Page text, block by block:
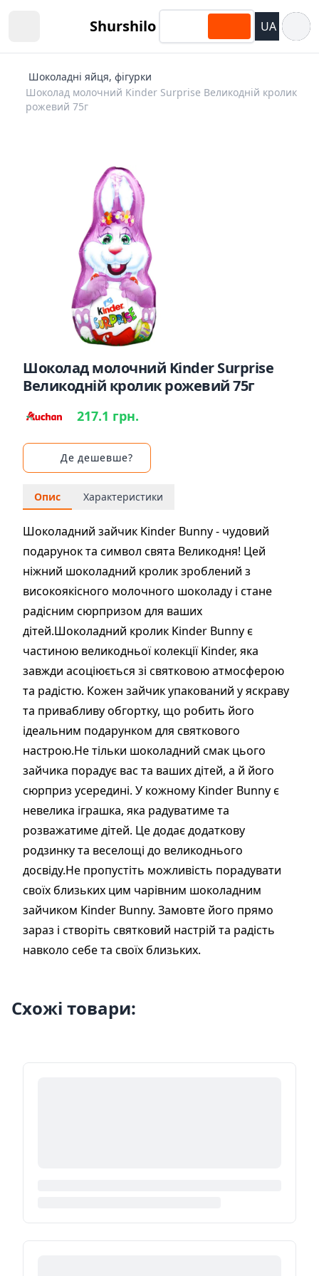
Shurshilo UA
Шоколадні яйця, фігурки
Шоколад молочний Kinder Surprise Великодній кролик
рожевий 75г
Шоколад молочний Kinder Surprise
Великодній кролик рожевий 75г
217.1 грн.
Де дешевше?
Опис Характеристики
Шоколадний зайчик Kinder Bunny - чудовий
подарунок та символ свята Великодня! Цей
ніжний шоколадний кролик зроблений з
високоякісного молочного шоколаду і стане
радісним сюрпризом для ваших
дітей.Шоколадний кролик Kinder Bunny є
частиною великодньої колекції Kinder, яка
завжди асоціюється зі святковою атмосферою
та радістю. Кожен зайчик упакований у яскраву
та привабливу обгортку, що робить його
ідеальним подарунком для святкового
настрою.Не тільки шоколадний смак цього
зайчика порадує вас та ваших дітей, а й його
сюрприз усередині. У кожному Kinder Bunny є
невелика іграшка, яка радуватиме та
розважатиме дітей. Це додає додаткову
родзинку та веселощі до великоднього
досвіду.Не пропустіть можливість порадувати
своїх близьких цим чарівним шоколадним
зайчиком Kinder Bunny. Замовте його прямо
зараз і створіть святковий настрій та радість
навколо себе та своїх близьких.
Схожі товари: